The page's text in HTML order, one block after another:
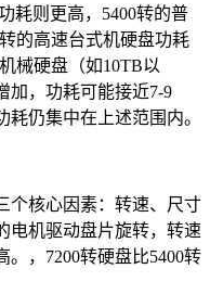
耗则更高，5400转的普
的高速台式机硬盘功耗
械硬盘（如10TB以
加，功耗可能接近7-9
仍集中在上述范围内。
个核心因素：转速、尺寸
电机驱动盘片旋转，转速
，7200转硬盘比5400转